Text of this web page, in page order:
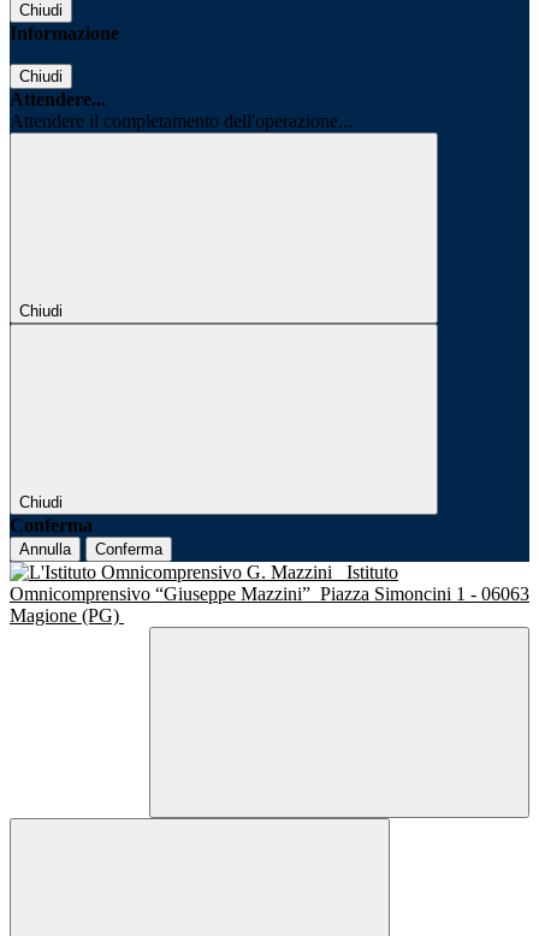
Chiudi
Informazione
Chiudi
Attendere...
Attendere il completamento dell'operazione...
Chiudi
Chiudi
Conferma
Annulla Conferma
Istituto
Omnicomprensivo “Giuseppe Mazzini” Piazza Simoncini 1 - 06063
Magione (PG)